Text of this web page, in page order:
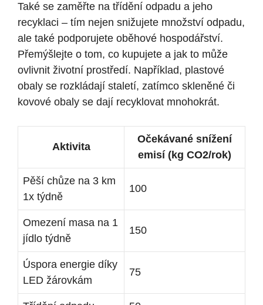
Také se zaměřte na třídění odpadu a jeho
recyklaci – tím nejen snižujete množství odpadu,
ale také podporujete oběhové hospodářství.
Přemýšlejte o tom, co kupujete a jak to může
ovlivnit životní prostředí. Například, plastové
obaly se rozkládají staletí, zatímco skleněné či
kovové obaly se dají recyklovat mnohokrát.
Aktivita
Očekávané snížení
emisí (kg CO2/rok)
Pěší chůze na 3 km
1x týdně
100
Omezení masa na 1
jídlo týdně
150
Úspora energie díky
LED žárovkám
75